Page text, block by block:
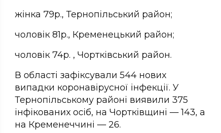
жінка 79р., Тернопільський район;
чоловік 81р., Кременецький район;
чоловік 74р. , Чортківський район.
В області зафіксували 544 нових
випадки коронавірусної інфекції. У
Тернопільському районі виявили 375
інфікованих осіб, на Чортківщині — 143, а
на Кременеччині — 26.